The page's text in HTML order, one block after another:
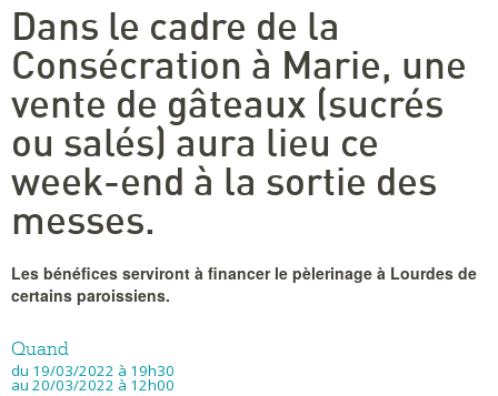
Dans le cadre de la
Consécration à Marie, une
vente de gâteaux (sucrés
ou salés) aura lieu ce
week-end à la sortie des
messes.
Les bénéfices serviront à financer le pèlerinage à Lourdes de
certains paroissiens.
Quand
du 19/03/2022 à 19h30
au 20/03/2022 à 12h00